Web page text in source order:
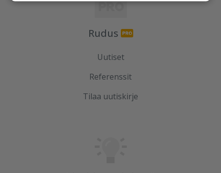
Rudus
Uutiset
Referenssit
Tilaa uutiskirje